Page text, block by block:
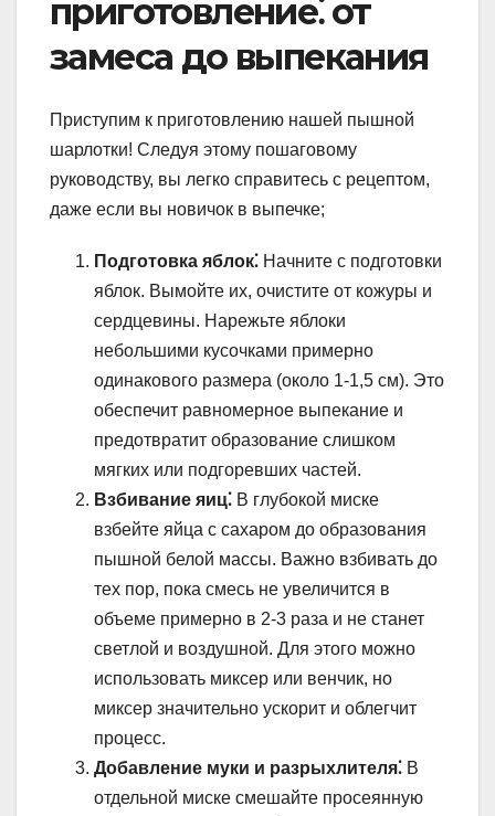
приготовление⁚ от
замеса до выпекания
Приступим к приготовлению нашей пышной
шарлотки! Следуя этому пошаговому
руководству, вы легко справитесь с рецептом,
даже если вы новичок в выпечке;
Подготовка яблок⁚ Начните с подготовки
яблок. Вымойте их, очистите от кожуры и
сердцевины. Нарежьте яблоки
небольшими кусочками примерно
одинакового размера (около 1-1,5 см). Это
обеспечит равномерное выпекание и
предотвратит образование слишком
мягких или подгоревших частей.
Взбивание яиц⁚ В глубокой миске
взбейте яйца с сахаром до образования
пышной белой массы. Важно взбивать до
тех пор, пока смесь не увеличится в
объеме примерно в 2-3 раза и не станет
светлой и воздушной. Для этого можно
использовать миксер или венчик, но
миксер значительно ускорит и облегчит
процесс.
Добавление муки и разрыхлителя⁚ В
отдельной миске смешайте просеянную